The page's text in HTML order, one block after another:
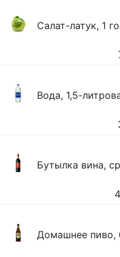
Салат-латук, 1
Вода, 1,5-
Бутылка вина,
Домашнее пиво,